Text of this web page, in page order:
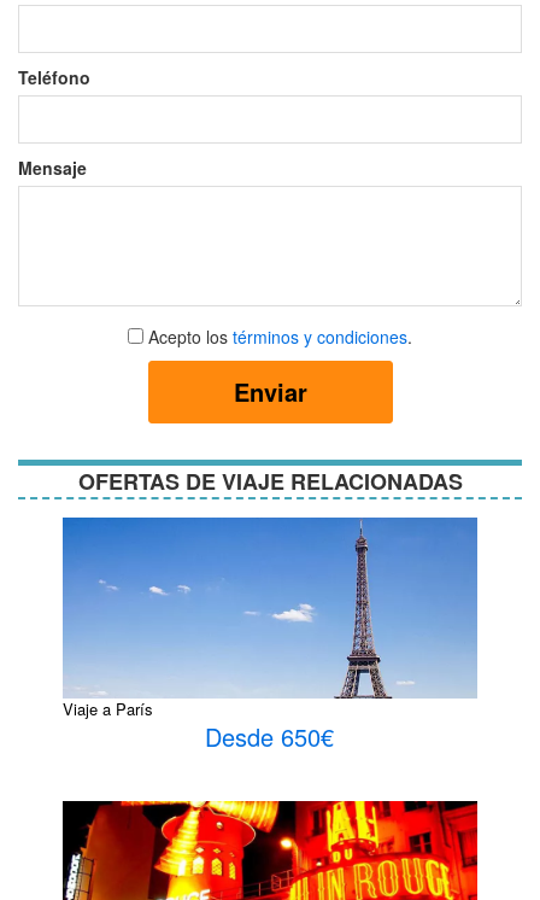
Teléfono
Mensaje
Aceptar
términos
Acepto los términos y condiciones.
Enviar
OFERTAS DE VIAJE RELACIONADAS
Viaje a París
Desde 650€